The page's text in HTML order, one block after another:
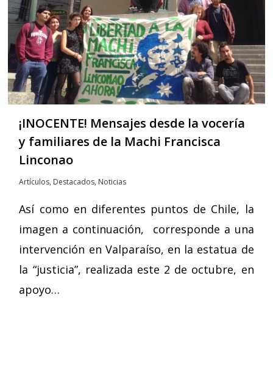
¡INOCENTE! Mensajes desde la vocería
y familiares de la Machi Francisca
Linconao
Artículos, Destacados, Noticias
Así como en diferentes puntos de Chile, la
imagen a continuación, corresponde a una
intervención en Valparaíso, en la estatua de
la “justicia”, realizada este 2 de octubre, en
apoyo…